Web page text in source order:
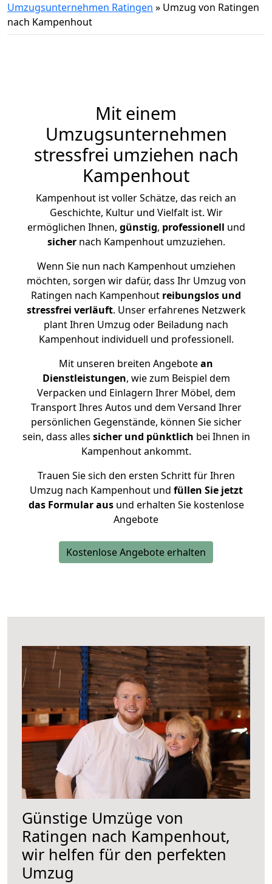
Umzugsunternehmen Ratingen » Umzug von Ratingen
nach Kampenhout
Mit einem
Umzugsunternehmen
stressfrei umziehen nach
Kampenhout
Kampenhout ist voller Schätze, das reich an
Geschichte, Kultur und Vielfalt ist. Wir
ermöglichen Ihnen, günstig, professionell und
sichernach Kampenhout umzuziehen.
Wenn Sie nun nach Kampenhout umziehen
möchten, sorgen wir dafür, dass Ihr Umzug von
Ratingen nach Kampenhout reibungslos und
stressfrei verläuft. Unser erfahrenes Netzwerk
plant Ihren Umzug oder Beiladung nach
Kampenhout individuell und professionell.
Mit unseren breiten Angebotean
Dienstleistungen, wie zum Beispiel dem
Verpacken und Einlagern Ihrer Möbel, dem
Transport Ihres Autos und dem Versand Ihrer
persönlichen Gegenstände, können Sie sicher
sein, dass alles sicher und pünktlich bei Ihnen in
Kampenhout ankommt.
Trauen Sie sich den ersten Schritt für Ihren
Umzug nach Kampenhout und füllen Sie jetzt
das Formular ausund erhalten Sie kostenlose
Angebote
Kostenlose Angebote erhalten
Günstige Umzüge von
Ratingen nach Kampenhout,
wir helfen für den perfekten
Umzug